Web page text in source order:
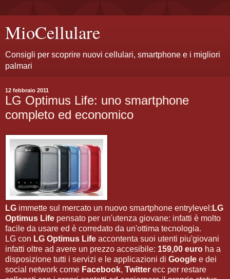
MioCellulare
Consigli per scoprire nuovi cellulari, smartphone e i migliori
palmari
12 febbraio 2011
LG Optimus Life: uno smartphone
completo ed economico
LG immette sul mercato un nuovo smartphone entrylevel: LG
Optimus Life pensato per un'utenza giovane: infatti è molto
facile da usare ed è corredato da un'ottima tecnologia.
LG con LG Optimus Life accontenta suoi utenti piu'giovani
infatti oltre ad avere un prezzo accesibile: 159,00 euro ha a
disposizione tutti i servizi e le applicazioni di Google e dei
social network come Facebook, Twitter ecc per restare